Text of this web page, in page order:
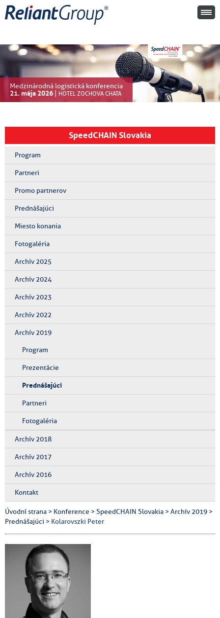
Medzinárodná logistická konferencia
21. mája 2026 | HOTEL ZOCHOVA CHATA
SpeedCHAIN Slovakia
Program
Partneri
Promo partnerov
Prednášajúci
Miesto konania
Fotogaléria
Archív 2025
Archív 2024
Archív 2023
Archív 2022
Archív 2019
Program
Prezentácie
Prednášajúci
Partneri
Fotogaléria
Archív 2018
Archív 2017
Archív 2016
Kontakt
Úvodní strana > Konference >SpeedCHAIN Slovakia >Archív 2019 >
Prednášajúci > Kolarovszki Peter